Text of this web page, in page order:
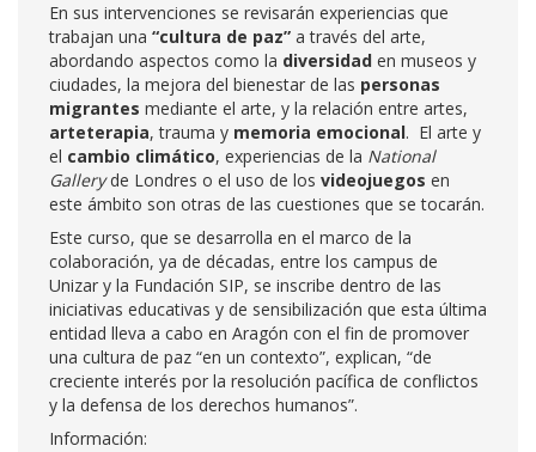
En sus intervenciones se revisarán experiencias que
trabajan una “cultura de paz” a través del arte,
abordando aspectos como la diversidad en museos y
ciudades, la mejora del bienestar de las personas
migrantes mediante el arte, y la relación entre artes,
arteterapia, trauma y memoria emocional. El arte y
el cambio climático, experiencias de la National
Galleryde Londres o el uso de los videojuegos en
este ámbito son otras de las cuestiones que se tocarán.
Este curso, que se desarrolla en el marco de la
colaboración, ya de décadas, entre los campus de
Unizar y la Fundación SIP, se inscribe dentro de las
iniciativas educativas y de sensibilización que esta última
entidad lleva a cabo en Aragón con el fin de promover
una cultura de paz “en un contexto”, explican, “de
creciente interés por la resolución pacífica de conflictos
y la defensa de los derechos humanos”.
Información: